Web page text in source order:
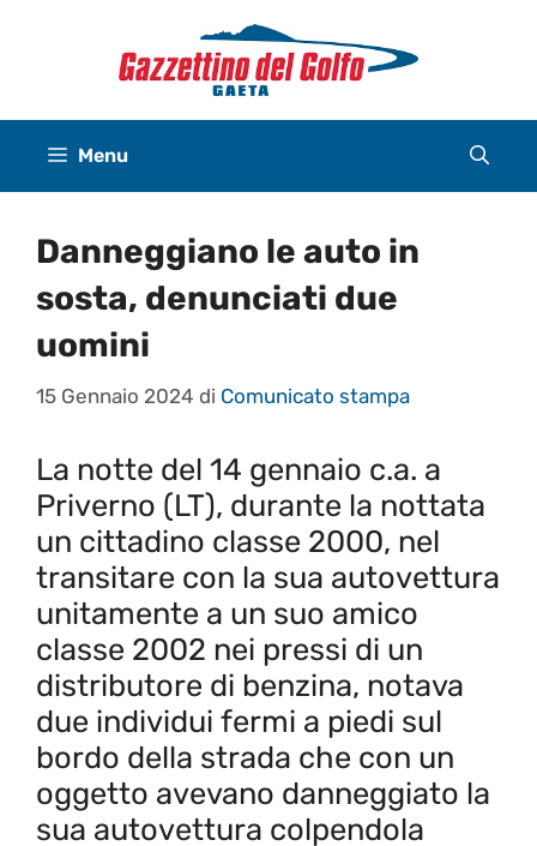
Menu
Danneggiano le auto in
sosta, denunciati due
uomini
15 Gennaio 2024 di Comunicato stampa
La notte del 14 gennaio c.a. a
Priverno (LT), durante la nottata
un cittadino classe 2000, nel
transitare con la sua autovettura
unitamente a un suo amico
classe 2002 nei pressi di un
distributore di benzina, notava
due individui fermi a piedi sul
bordo della strada che con un
oggetto avevano danneggiato la
sua autovettura colpendola